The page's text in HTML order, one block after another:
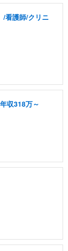
/看護師/クリニ
収318万～